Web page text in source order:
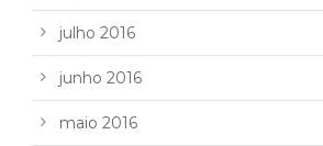
julho 2016
junho 2016
maio 2016